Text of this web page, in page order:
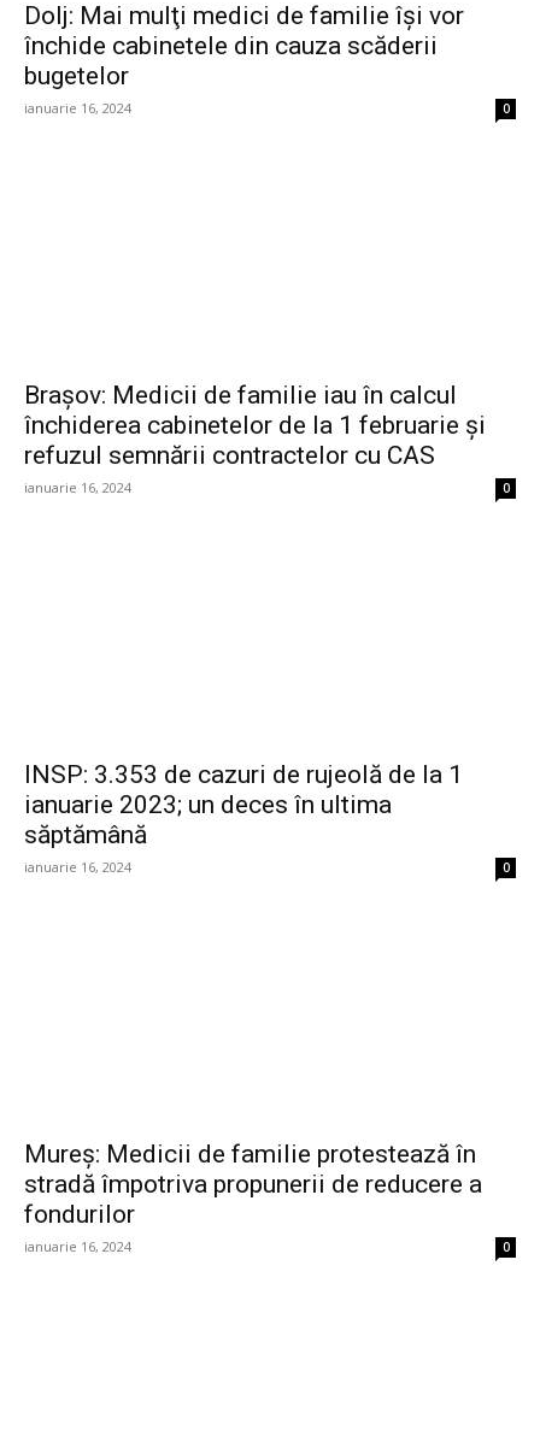
Dolj: Mai mulţi medici de familie îşi vor
închide cabinetele din cauza scăderii
bugetelor
ianuarie 16, 2024 0
Braşov: Medicii de familie iau în calcul
închiderea cabinetelor de la 1 februarie şi
refuzul semnării contractelor cu CAS
ianuarie 16, 2024 0
INSP: 3.353 de cazuri de rujeolă de la 1
ianuarie 2023; un deces în ultima
săptămână
ianuarie 16, 2024 0
Mureş: Medicii de familie protestează în
stradă împotriva propunerii de reducere a
fondurilor
ianuarie 16, 2024 0